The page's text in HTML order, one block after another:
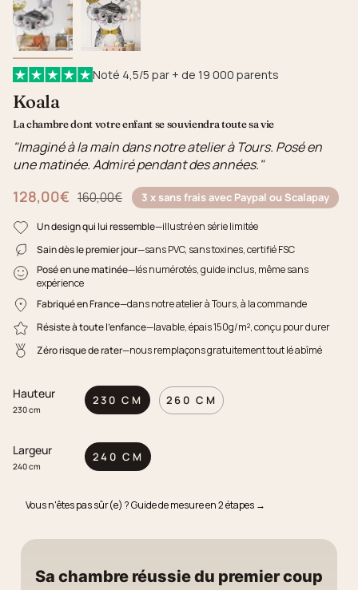
Noté 4,5/5 par + de 19 000 parents
Koala
La chambre dont votre enfant se souviendra toute sa vie
"Imaginé à la main dans notre atelier à Tours. Posé en
une matinée. Admiré pendant des années."
128,00€
Prix régulier 160,00€ 3 x sans frais avec Paypal ou Scalapay
Un design qui lui ressemble—illustré en série limitée
Sain dès le premier jour—sans PVC, sans toxines, certifié FSC
Posé en une matinée—lés numérotés, guide inclus, même sans
expérience
Fabriqué en France—dans notre atelier à Tours, à la commande
Résiste à toute l'enfance—lavable, épais 150g/m², conçu pour durer
Zéro risque de rater—nous remplaçons gratuitement tout lé abîmé
Hauteur
230 cm
230 CM 260 CM
Largeur
240 cm
240 CM
Vous n'êtes pas sûr(e) ? Guide de mesure en 2 étapes →
Sa chambre réussie du premier coup